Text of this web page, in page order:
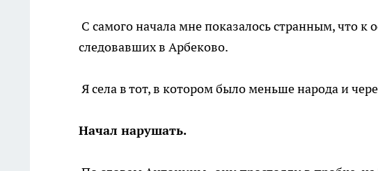
С самого начала мне показалось странным, что к
следовавших в Арбеково.
Я села в тот, в котором было меньше народа и
Начал нарушать.